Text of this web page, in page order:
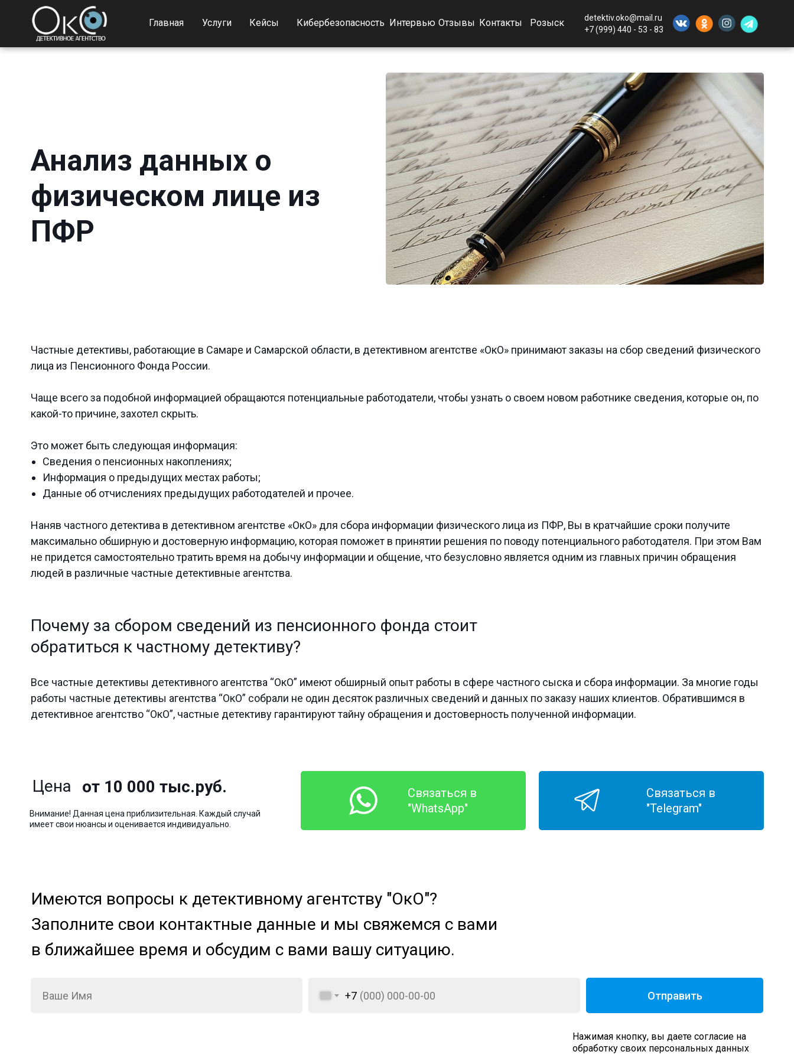
Главная Услуги Кейсы Кибербезопасность Интервью Отзывы Контакты Розыск
detektiv.oko@mail.ru
+7 (999) 440 - 53 - 83
Анализ данных о
физическом лице из
ПФР
Частные детективы, работающие в Самаре и Самарской области, в детективном агентстве «ОкО» принимают заказы на сбор сведений физического
лица из Пенсионного Фонда России.
Чаще всего за подобной информацией обращаются потенциальные работодатели, чтобы узнать о своем новом работнике сведения, которые он, по
какой-то причине, захотел скрыть.
Это может быть следующая информация:
Сведения о пенсионных накоплениях;
Информация о предыдущих местах работы;
Данные об отчислениях предыдущих работодателей и прочее.
Наняв частного детектива в детективном агентстве «ОкО» для сбора информации физического лица из ПФР, Вы в кратчайшие сроки получите
максимально обширную и достоверную информацию, которая поможет в принятии решения по поводу потенциального работодателя. При этом Вам
не придется самостоятельно тратить время на добычу информации и общение, что безусловно является одним из главных причин обращения
людей в различные частные детективные агентства.
Почему за сбором сведений из пенсионного фонда стоит
обратиться к частному детективу?
Все частные детективы детективного агентства “ОкО” имеют обширный опыт работы в сфере частного сыска и сбора информации. За многие годы
работы частные детективы агентства “ОкО” собрали не один десяток различных сведений и данных по заказу наших клиентов. Обратившимся в
детективное агентство “ОкО”, частные детективу гарантируют тайну обращения и достоверность полученной информации.
Цена от 10 000 тыс.руб.
Связаться в
"WhatsApp"
Связаться в
"Telegram"
Внимание! Данная цена приблизительная. Каждый случай
имеет свои нюансы и оценивается индивидуально.
Имеются вопросы к детективному агентству "ОкО"?
Заполните свои контактные данные и мы свяжемся с вами
в ближайшее время и обсудим с вами вашу ситуацию.
+7 Отправить
Нажимая кнопку, вы даете согласие на
обработку своих персональных данных